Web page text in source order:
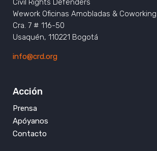
Civil Rights Defenders
Wework Oficinas Amobladas &
Cra. 7 # 116-50
Usaquén, 110221 Bogotá
info@crd.org
Acción
Prensa
Apóyanos
Contacto